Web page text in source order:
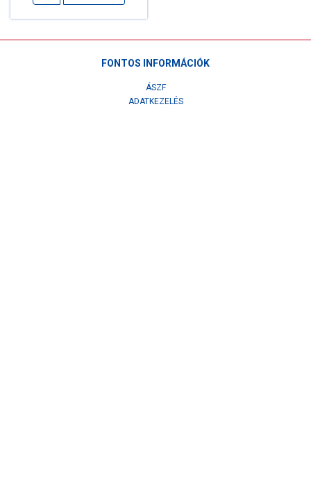
FONTOS INFORMÁCIÓK
ÁSZF
ADATKEZELÉS